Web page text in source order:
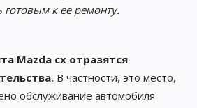
готовым к ее ремонту.
Mazda cx отразятся
В частности, это место,
обслуживание автомобиля.